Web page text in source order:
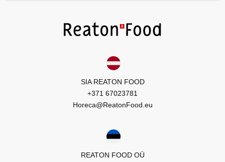
SIA REATON FOOD
+371 67023781
Horeca@ReatonFood.eu
REATON FOOD OÜ